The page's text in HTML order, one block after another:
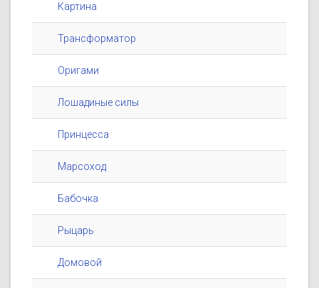
Картина
Трансформатор
Оригами
Лошадиные силы
Принцесса
Марсоход
Бабочка
Рыцарь
Домовой